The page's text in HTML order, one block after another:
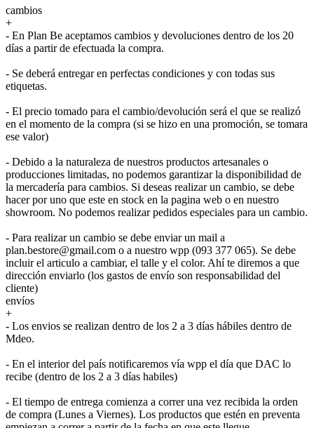
cambios
+
- En Plan Be aceptamos cambios y devoluciones dentro de los 20
días a partir de efectuada la compra.
- Se deberá entregar en perfectas condiciones y con todas sus
etiquetas.
- El precio tomado para el cambio/devolución será el que se realizó
en el momento de la compra (si se hizo en una promoción, se tomara
ese valor)
- Debido a la naturaleza de nuestros productos artesanales o
producciones limitadas, no podemos garantizar la disponibilidad de
la mercadería para cambios. Si deseas realizar un cambio, se debe
hacer por uno que este en stock en la pagina web o en nuestro
showroom. No podemos realizar pedidos especiales para un cambio.
- Para realizar un cambio se debe enviar un mail a
plan.bestore@gmail.com o a nuestro wpp (093 377 065). Se debe
incluir el articulo a cambiar, el talle y el color. Ahí te diremos a que
dirección enviarlo (los gastos de envío son responsabilidad del
cliente)
envíos
+
- Los envios se realizan dentro de los 2 a 3 días hábiles dentro de
Mdeo.
- En el interior del país notificaremos vía wpp el día que DAC lo
recibe (dentro de los 2 a 3 días habiles)
- El tiempo de entrega comienza a correr una vez recibida la orden
de compra (Lunes a Viernes). Los productos que estén en preventa